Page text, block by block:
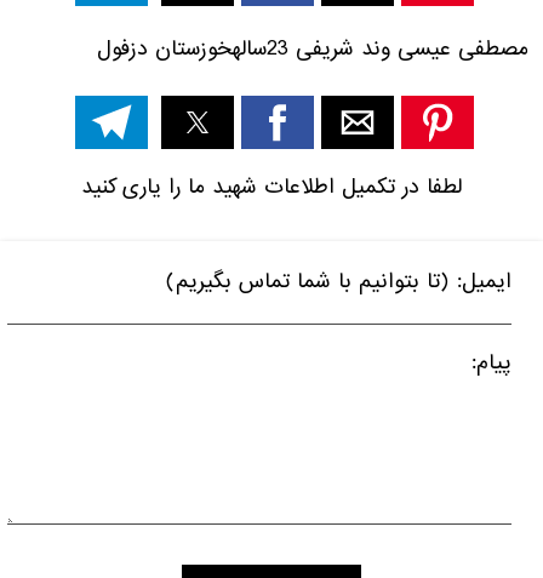
مصطفی عیسی وند شریفی 23ساله خوزستان دزفول
لطفا در تکمیل اطلاعات شهید ما را یاری کنید
ایمیل: (تا بتوانیم با شما تماس بگیریم)
پیام: